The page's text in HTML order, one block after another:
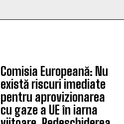
Comisia Europeană: Nu
există riscuri imediate
pentru aprovizionarea
cu gaze a UE în iarna